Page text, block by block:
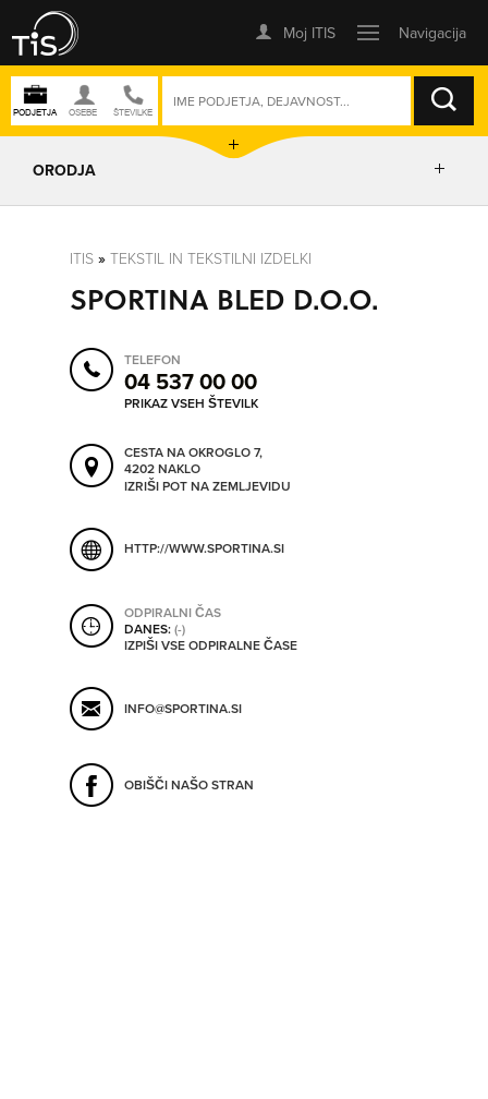
ISKANJE
ORODJA
POSLOVNE ENOTE
IZRIŠI POT
SHRANI V MOJ ITIS
ITIS » TEKSTIL IN TEKSTILNI IZDELKI
SPORTINA BLED D.O.O.
TELEFON
04 537 00 00
PRIKAZ VSEH ŠTEVILK
CESTA NA OKROGLO 7,
4202 NAKLO
IZRIŠI POT NA ZEMLJEVIDU
HTTP://WWW.SPORTINA.SI
ODPIRALNI ČAS
DANES:(-)
IZPIŠI VSE ODPIRALNE ČASE
INFO@SPORTINA.SI
OBIŠČI NAŠO STRAN